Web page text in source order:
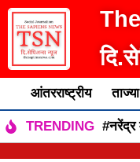
आंतरराष्ट्रीय
TRENDING #नरेंद्र